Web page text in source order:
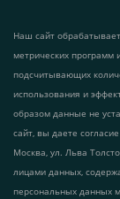
Наш сайт
метрических программ
подсчитывающих
использования и
образом данные не
сайт, вы даете
Москва, ул. Льва
лицами данных,
персональных данных